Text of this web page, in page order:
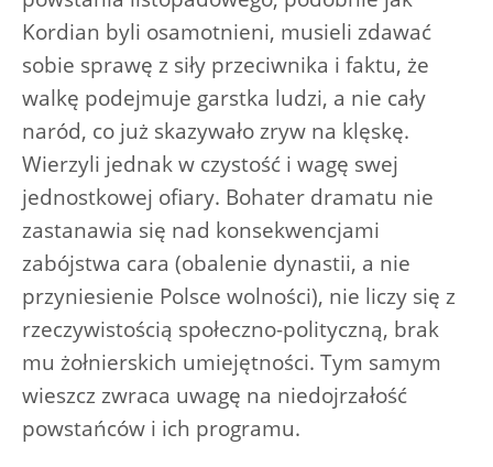
Kordian byli osamotnieni, musieli zdawać
sobie sprawę z siły przeciwnika i faktu, że
walkę podejmuje garstka ludzi, a nie cały
naród, co już skazywało zryw na klęskę.
Wierzyli jednak w czystość i wagę swej
jednostkowej ofiary. Bohater dramatu nie
zastanawia się nad konsekwencjami
zabójstwa cara (obalenie dynastii, a nie
przyniesienie Polsce wolności), nie liczy się z
rzeczywistością społeczno-polityczną, brak
mu żołnierskich umiejętności. Tym samym
wieszcz zwraca uwagę na niedojrzałość
powstańców i ich programu.